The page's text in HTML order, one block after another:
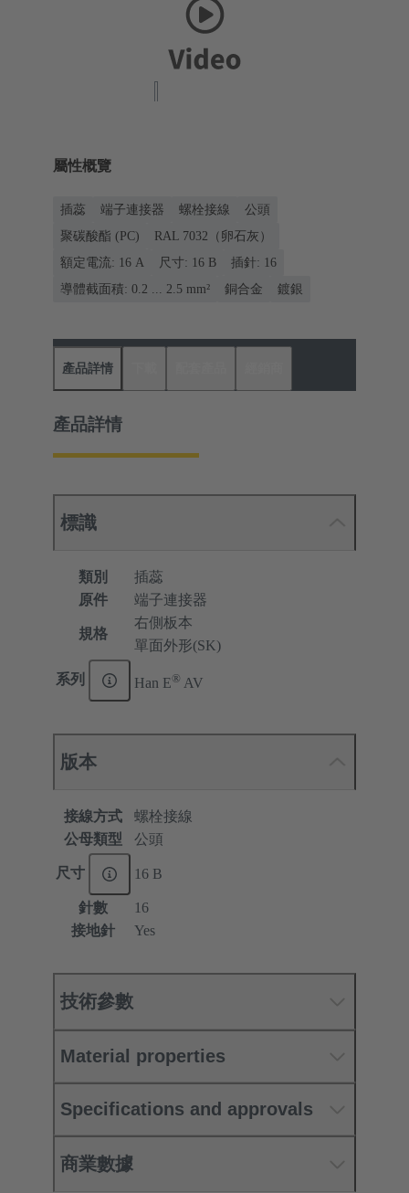
屬性概覽
插蕊 端子連接器 螺栓接線
公頭
聚碳酸酯 (PC)
RAL 7032（卵石灰）
額定電流: ‌16 A
尺寸: 16 B
插針: 16
導體截面積: 0.2 ... 2.5 mm²
銅合金 鍍銀
產品詳情
產品詳情
標識
類別
插蕊
原件
端子連接器
規格
右側板本
單面外形(SK)
系列 Han E® AV
版本
接線方式
螺栓接線
公母類型
公頭
尺寸 16 B
針數
16
接地針
Yes
技術參數
Material properties
Specifications and approvals
商業數據